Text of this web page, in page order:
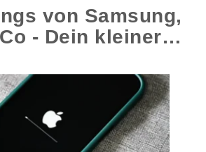
von Samsung,
- Dein kleiner…